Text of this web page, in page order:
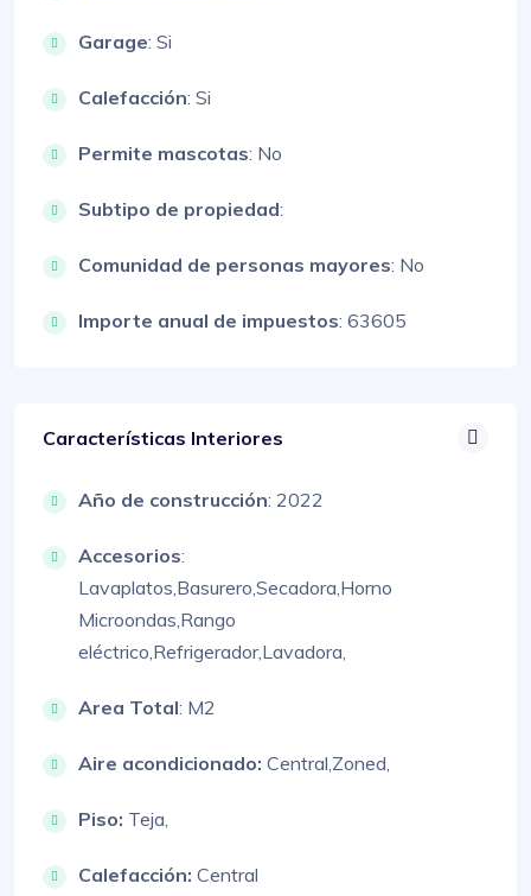
Garage: Si
Calefacción: Si
Permite mascotas: No
Subtipo de propiedad:
Comunidad de personas mayores: No
Importe anual de impuestos: 63605
Características Interiores
Año de construcción: 2022
Accesorios:
Lavaplatos,Basurero,Secadora,Horno
Microondas,Rango
eléctrico,Refrigerador,Lavadora,
Area Total: M2
Aire acondicionado: Central,Zoned,
Piso: Teja,
Calefacción: Central